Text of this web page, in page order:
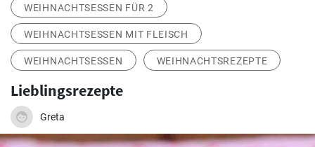
WEIHNACHTSESSEN FÜR 2
WEIHNACHTSESSEN MIT FLEISCH
WEIHNACHTSESSEN WEIHNACHTSREZEPTE
Lieblingsrezepte
Greta